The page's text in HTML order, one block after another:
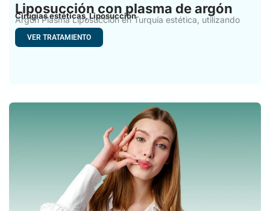
Liposucción con plasma de argón
Cirugías estéticas,Liposucción
Argon Plasma Liposucción en Turquía estética, utilizando
gas argón y
VER TRATAMIENTO